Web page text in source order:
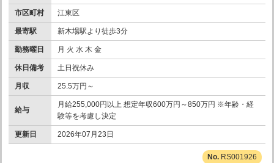
市区町村 江東区
最寄駅 新木場駅より徒歩3分
勤務曜日 月 火 水 木 金
休日備考 土日祝休み
月収 25.5万円～
給与
月給255,000円以上 想定年収600万円～850万円 ※年齢・経
験等を考慮し決定
更新日 2026年07月23日
RS001926